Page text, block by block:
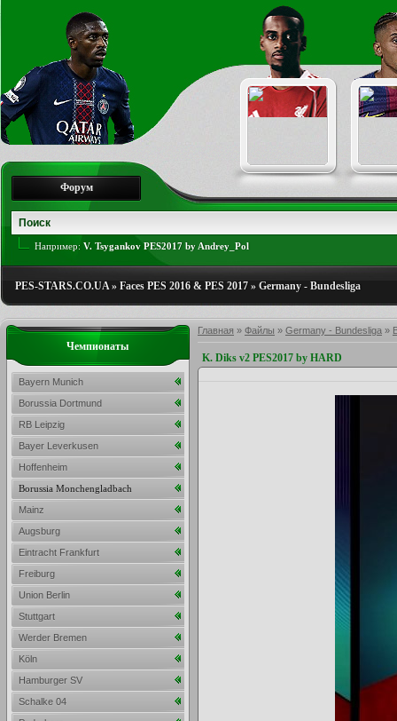
Форум
Например: V. Tsygankov PES2017 by Andrey_Pol
PES-STARS.CO.UA» Faces PES 2016 & PES 2017 » Germany - Bundesliga
Главная » Файлы » Germany - Bundesliga »
K. Diks v2 PES2017 by HARD
Чемпионаты
Bayern Munich
Borussia Dortmund
RB Leipzig
Bayer Leverkusen
Hoffenheim
Borussia Monchengladbach
Mainz
Augsburg
Eintracht Frankfurt
Freiburg
Union Berlin
Stuttgart
Werder Bremen
Köln
Hamburger SV
Schalke 04